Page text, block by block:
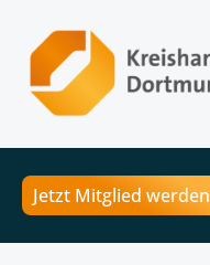
Jetzt Mitglied werden